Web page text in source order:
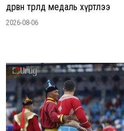
дөрвөн төрөлд медаль хүртлээ
2026-08-06